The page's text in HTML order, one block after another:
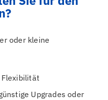
oder kleine
Flexibilität
Upgrades oder